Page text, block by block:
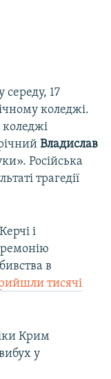
середу, 17
коледжі.
коледжі
Владислав
Російська
трагедії
і
в
тисячі
Крим
у